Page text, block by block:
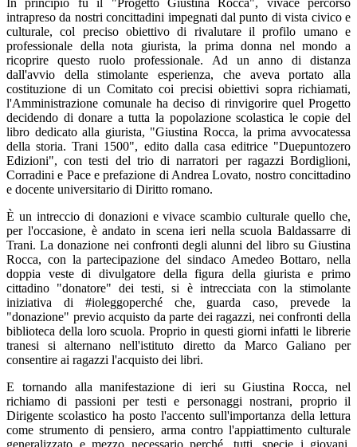
In principio fu il "Progetto Giustina Rocca", vivace percorso
intrapreso da nostri concittadini impegnati dal punto di vista civico e
culturale, col preciso obiettivo di rivalutare il profilo umano e
professionale della nota giurista, la prima donna nel mondo a
ricoprire questo ruolo professionale. Ad un anno di distanza
dall'avvio della stimolante esperienza, che aveva portato alla
costituzione di un Comitato coi precisi obiettivi sopra richiamati,
l'Amministrazione comunale ha deciso di rinvigorire quel Progetto
decidendo di donare a tutta la popolazione scolastica le copie del
libro dedicato alla giurista, "Giustina Rocca, la prima avvocatessa
della storia. Trani 1500", edito dalla casa editrice "Duepuntozero
Edizioni", con testi del trio di narratori per ragazzi Bordiglioni,
Corradini e Pace e prefazione di Andrea Lovato, nostro concittadino
e docente universitario di Diritto romano.
È un intreccio di donazioni e vivace scambio culturale quello che,
per l'occasione, è andato in scena ieri nella scuola Baldassarre di
Trani. La donazione nei confronti degli alunni del libro su Giustina
Rocca, con la partecipazione del sindaco Amedeo Bottaro, nella
doppia veste di divulgatore della figura della giurista e primo
cittadino "donatore" dei testi, si è intrecciata con la stimolante
iniziativa di #ioleggoperché che, guarda caso, prevede la
"donazione" previo acquisto da parte dei ragazzi, nei confronti della
biblioteca della loro scuola. Proprio in questi giorni infatti le librerie
tranesi si alternano nell'istituto diretto da Marco Galiano per
consentire ai ragazzi l'acquisto dei libri.
E tornando alla manifestazione di ieri su Giustina Rocca, nel
richiamo di passioni per testi e personaggi nostrani, proprio il
Dirigente scolastico ha posto l'accento sull'importanza della lettura
come strumento di pensiero, arma contro l'appiattimento culturale